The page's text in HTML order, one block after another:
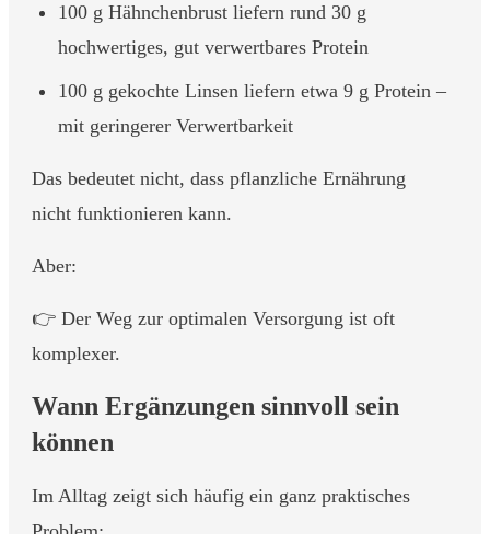
100 g Hähnchenbrust liefern rund 30 g
hochwertiges, gut verwertbares Protein
100 g gekochte Linsen liefern etwa 9 g Protein –
mit geringerer Verwertbarkeit
Das bedeutet nicht, dass pflanzliche Ernährung
nicht funktionieren kann.
Aber:
👉 Der Weg zur optimalen Versorgung ist oft
komplexer.
Wann Ergänzungen sinnvoll sein
können
Im Alltag zeigt sich häufig ein ganz praktisches